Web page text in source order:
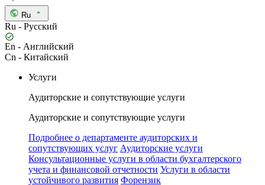
Ru
Ru - Русский
En - Английский
Cn - Китайский
Услуги
Аудиторские и сопутствующие услуги
Аудиторские и сопутствующие услуги
Подробнее о департаменте аудиторских и
сопутствующих услуг Аудиторские услуги
Консультационные услуги в области бухгалтерского
учета и финансовой отчетности Услуги в области
устойчивого развития Форензик